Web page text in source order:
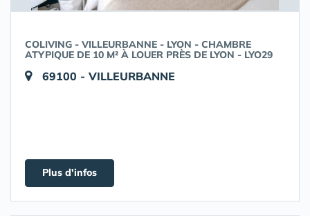
COLIVING - VILLEURBANNE - LYON - CHAMBRE
ATYPIQUE DE 10 M² À LOUER PRÈS DE LYON - LYO29
69100 - VILLEURBANNE
Plus d'infos